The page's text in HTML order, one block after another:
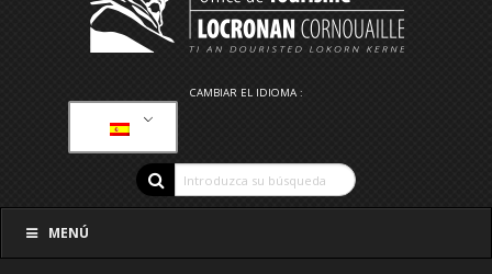
CAMBIAR EL IDIOMA :
MENÚ